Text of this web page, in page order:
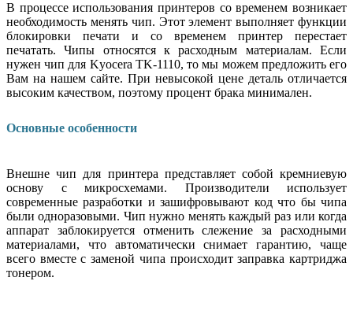
В процессе использования принтеров со временем возникает
необходимость менять чип. Этот элемент выполняет функции
блокировки печати и со временем принтер перестает
печатать. Чипы относятся к расходным материалам. Если
нужен чип для Kyocera TK-1110, то мы можем предложить его
Вам на нашем сайте. При невысокой цене деталь отличается
высоким качеством, поэтому процент брака минимален.
Основные особенности
Внешне чип для принтера представляет собой кремниевую
основу с микросхемами. Производители использует
современные разработки и зашифровывают код что бы чипа
были одноразовыми. Чип нужно менять каждый раз или когда
аппарат заблокируется отменить слежение за расходными
материалами, что автоматически снимает гарантию, чаще
всего вместе с заменой чипа происходит заправка картриджа
тонером.